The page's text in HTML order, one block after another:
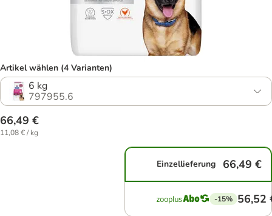
Artikel wählen (4 Varianten)
6 kg
797955.6
66,49 €
11,08 € / kg
Einzellieferung 66,49 €
-15% 56,52